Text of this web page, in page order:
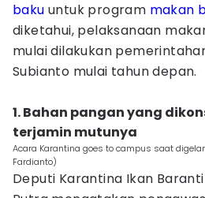
baku untuk program makan
diketahui, pelaksanaan
mulai dilakukan
Subianto mulai tahun depan.
1. Bahan pangan yang
terjamin mutunya
Acara Karantina goes to campus saat
Fardianto)
Deputi Karantina Ikan